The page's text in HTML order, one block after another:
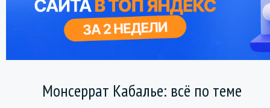
Монсеррат Кабалье: всё по теме